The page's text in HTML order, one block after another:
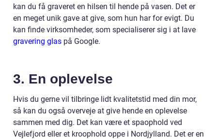
kan du få graveret en hilsen til hende på vasen. Det er
en meget unik gave at give, som hun har for evigt. Du
kan finde virksomheder, som specialiserer sig i at lave
gravering glas på Google.
3. En oplevelse
Hvis du gerne vil tilbringe lidt kvalitetstid med din mor,
så kan du også overveje at give hende en oplevelse
sammen med dig. Det kan være et spaophold ved
Vejlefjord eller et kroophold oppe i Nordjylland. Det er en